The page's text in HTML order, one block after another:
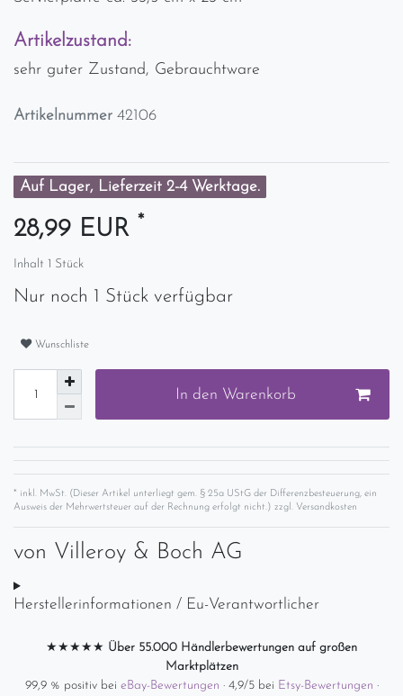
Artikelzustand:
sehr guter Zustand, Gebrauchtware
Artikelnummer 42106
Auf Lager, Lieferzeit 2-4 Werktage.
28,99 EUR *
Inhalt 1 Stück
Nur noch 1 Stück verfügbar
Wunschliste
In den Warenkorb
* inkl. MwSt. (Dieser Artikel unterliegt gem. § 25a UStG der Differenzbesteuerung, ein
Ausweis der Mehrwertsteuer auf der Rechnung erfolgt nicht.) zzgl. Versandkosten
von Villeroy & Boch AG
Herstellerinformationen / Eu-Verantwortlicher
★★★★★ Über 55.000 Händlerbewertungen auf großen
Marktplätzen
99,9 % positiv bei eBay-Bewertungen · 4,9/5 bei Etsy-Bewertungen ·